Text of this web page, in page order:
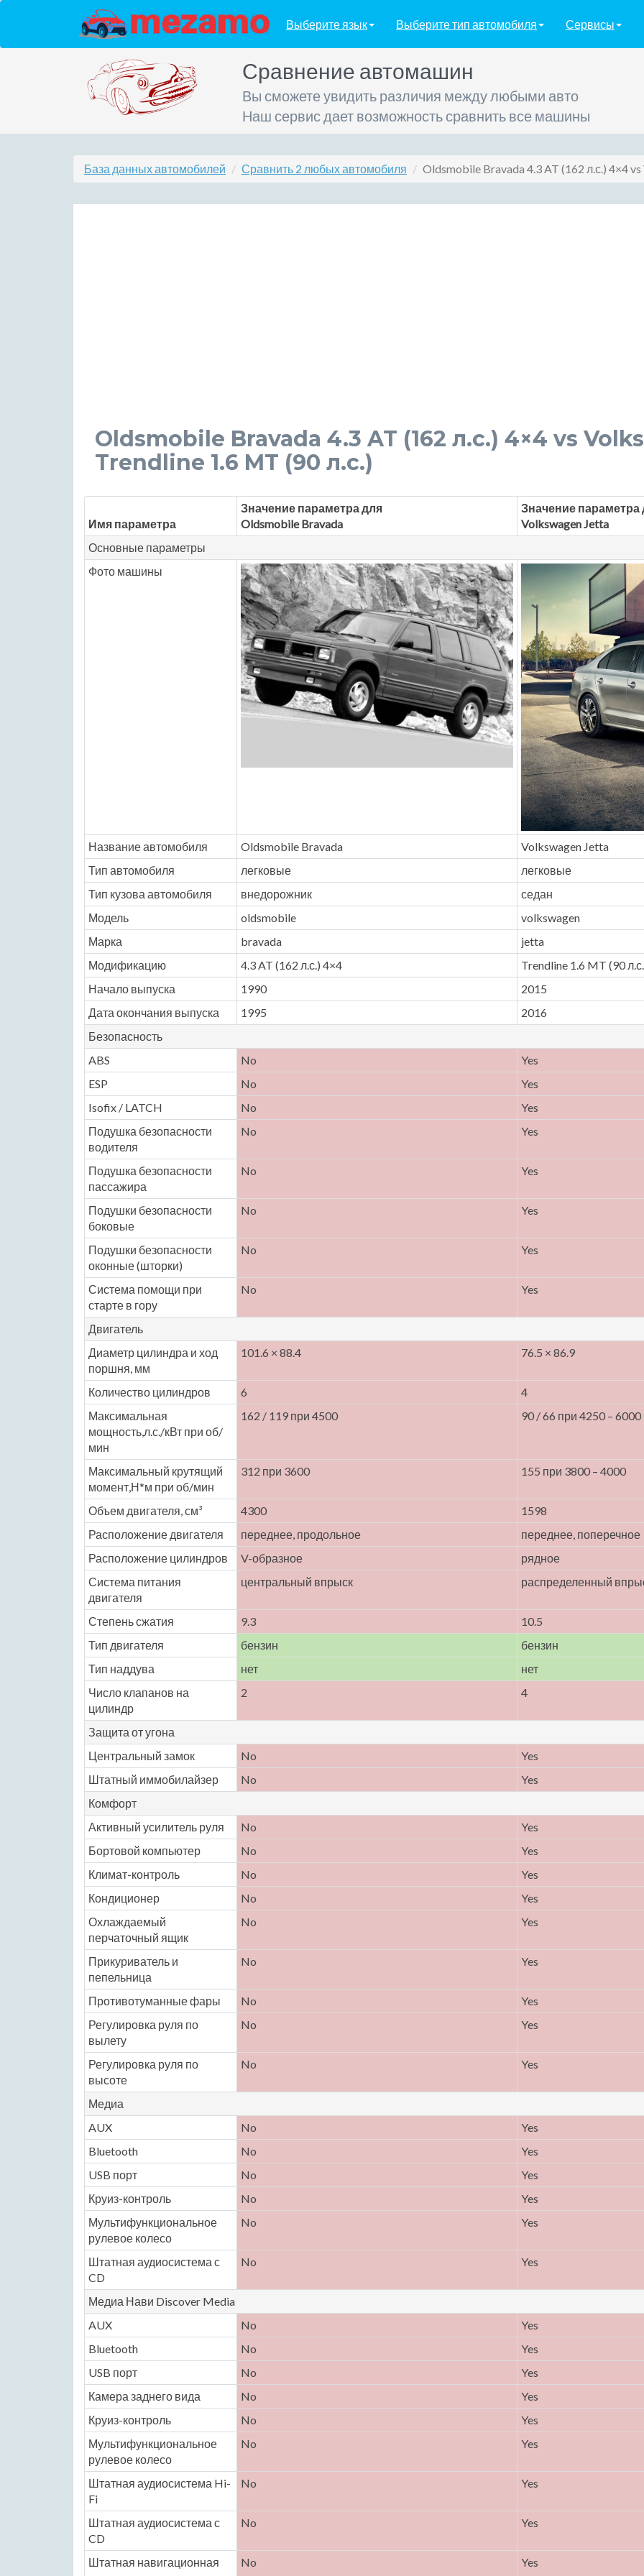
Выберите язык Выберите тип автомобиля Сервисы
Сравнение автомашин
Вы сможете увидить различия между любыми авто
Наш сервис дает возможность сравнить все машины
База данных автомобилей Сравнить 2 любых автомобиля Oldsmobile Bravada 4.3 AT (162 л.с.) 4×4
Oldsmobile Bravada 4.3 AT (162 л.с.) 4×4 vs
Trendline 1.6 MT (90 л.с.)
Имя параметра
Значение параметра для
Oldsmobile Bravada
Значение параметра
Volkswagen Jetta
Основные параметры
Фото машины
Название автомобиля Oldsmobile Bravada
Volkswagen Jetta
Тип автомобиля
легковые
легковые
Тип кузова автомобиля
внедорожник
седан
Модель
oldsmobile
volkswagen
Марка
bravada
jetta
Модификацию
4.3 AT (162 л.с.) 4×4
Trendline 1.6 MT (90
Начало выпуска
1990
2015
Дата окончания выпуска
1995
2016
Безопасность
ABS
No
Yes
ESP
No
Yes
Isofix / LATCH
No
Yes
Подушка безопасности
водителя
No Yes
Подушка безопасности
пассажира
No Yes
Подушки безопасности
боковые
No Yes
Подушки безопасности
оконные (шторки)
No Yes
Система помощи при
старте в гору
No Yes
Двигатель
Диаметр цилиндра и ход
поршня, мм
101.6 × 88.4 76.5 × 86.9
Количество цилиндров 6
4
Максимальная
мощность,л.с./кВт при об/
мин
162 / 119 при 4500 90 / 66 при 4250 – 6000
Максимальный крутящий
момент,Н*м при об/мин
312 при 3600 155 при 3800 – 4000
Объем двигателя, см³ 4300
1598
Расположение двигателя
переднее, продольное
переднее, поперечное
Расположение цилиндров
V-образное
рядное
Система питания
двигателя
центральный впрыск распределенный
Степень сжатия 9.3
10.5
Тип двигателя
бензин
бензин
Тип наддува
нет
нет
Число клапанов на
цилиндр
2 4
Защита от угона
Центральный замок
No
Yes
Штатный иммобилайзер
No
Yes
Комфорт
Активный усилитель руля
No
Yes
Бортовой компьютер
No
Yes
Климат-контроль
No
Yes
Кондиционер
No
Yes
Охлаждаемый
перчаточный ящик
No Yes
Прикуриватель и
пепельница
No Yes
Противотуманные фары No
Yes
Регулировка руля по
вылету
No Yes
Регулировка руля по
высоте
No Yes
Медиа
AUX
No
Yes
Bluetooth
No
Yes
USB порт
No
Yes
Круиз-контроль
No
Yes
Мультифункциональное
рулевое колесо
No Yes
Штатная аудиосистема с
CD
No Yes
Медиа Нави Discover Media
AUX
No
Yes
Bluetooth
No
Yes
USB порт
No
Yes
Камера заднего вида
No
Yes
Круиз-контроль
No
Yes
Мультифункциональное
рулевое колесо
No Yes
Штатная аудиосистема Hi-
Fi
No Yes
Штатная аудиосистема с
CD
No Yes
Штатная навигационная
No Yes